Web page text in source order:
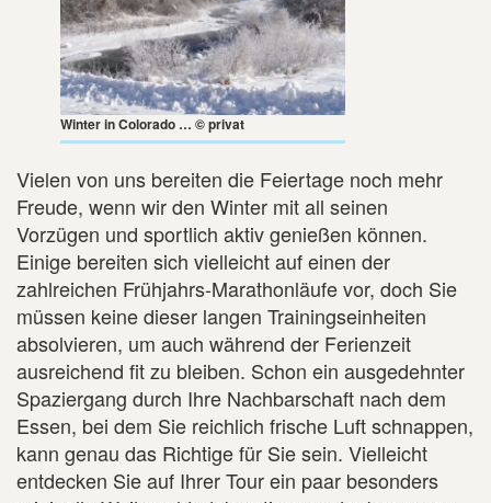
Winter in Colorado … © privat
Vielen von uns bereiten die Feiertage noch mehr
Freude, wenn wir den Winter mit all seinen
Vorzügen und sportlich aktiv genießen können.
Einige bereiten sich vielleicht auf einen der
zahlreichen Frühjahrs-Marathonläufe vor, doch Sie
müssen keine dieser langen Trainingseinheiten
absolvieren, um auch während der Ferienzeit
ausreichend fit zu bleiben. Schon ein ausgedehnter
Spaziergang durch Ihre Nachbarschaft nach dem
Essen, bei dem Sie reichlich frische Luft schnappen,
kann genau das Richtige für Sie sein. Vielleicht
entdecken Sie auf Ihrer Tour ein paar besonders